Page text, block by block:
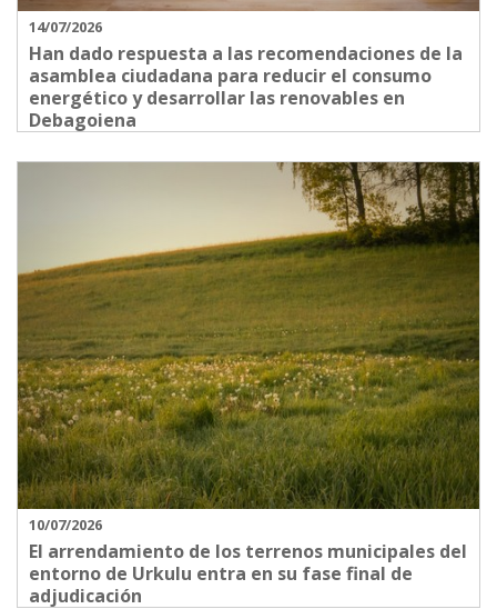
14/07/2026
Han dado respuesta a las recomendaciones de la
asamblea ciudadana para reducir el consumo
energético y desarrollar las renovables en
Debagoiena
10/07/2026
El arrendamiento de los terrenos municipales del
entorno de Urkulu entra en su fase final de
adjudicación